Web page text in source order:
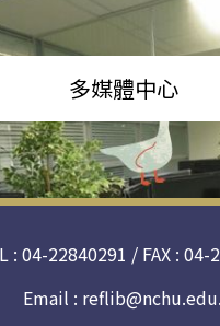
多媒體中心
: 04-22840291 / FAX : 04-
Email :